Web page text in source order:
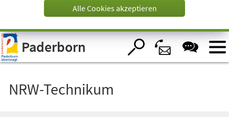
Visuelle
Assistenzsoftware
öffnen.
Alle Cookies akzeptieren
Paderborn
NRW-Technikum